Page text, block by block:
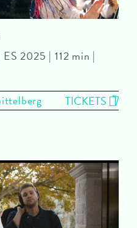
2025 | 112 min |
TICKETS